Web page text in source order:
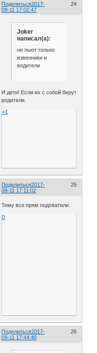
Поделиться 24
2017-
09-11 17:02:47
Joker
написал(а):
не пьют только
язвенники и
водители
И дети! Если их с собой берут
родители.
+1
Поделиться 25
2017-
09-11 17:11:02
Тему все прям подхватили.
0
Поделиться 26
2017-
09-11 17:44:40